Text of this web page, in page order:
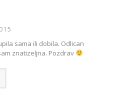
sama ili dobila. Odlican
znatizeljna. Pozdrav